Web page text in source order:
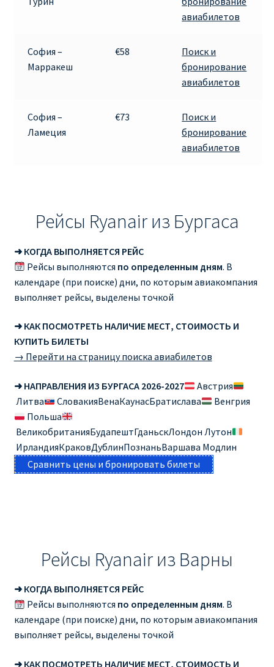
авиабилетов
София –
Марракеш
€58
Поиск и
бронирование
авиабилетов
София –
Ламеция
€73
Поиск и
бронирование
авиабилетов
Рейсы Ryanair из Бургаса
➜ КОГДА ВЫПОЛНЯЕТСЯ РЕЙС
Рейсы выполняются по определенным дням. В
календаре (при поиске) дни, по которым авиакомпания
выполняет рейсы, выделены точкой
➜ КАК ПОСМОТРЕТЬ НАЛИЧИЕ МЕСТ, СТОИМОСТЬ И
КУПИТЬ БИЛЕТЫ
→ Перейти на страницу поиска авиабилетов
➜ НАПРАВЛЕНИЯ ИЗ БУРГАСА 2026-2027
Австрия
Литва
СловакияВенаКаунасБратислава
Венгрия
Польша
ВеликобританияБудапештГданьскЛондон Лутон
ИрландияКраковДублинПознаньВаршава Модлин
Сравнить цены и бронировать билеты
Рейсы Ryanair из Варны
➜ КОГДА ВЫПОЛНЯЕТСЯ РЕЙС
Рейсы выполняются по определенным дням. В
календаре (при поиске) дни, по которым авиакомпания
выполняет рейсы, выделены точкой
➜ КАК ПОСМОТРЕТЬ НАЛИЧИЕ МЕСТ, СТОИМОСТЬ И